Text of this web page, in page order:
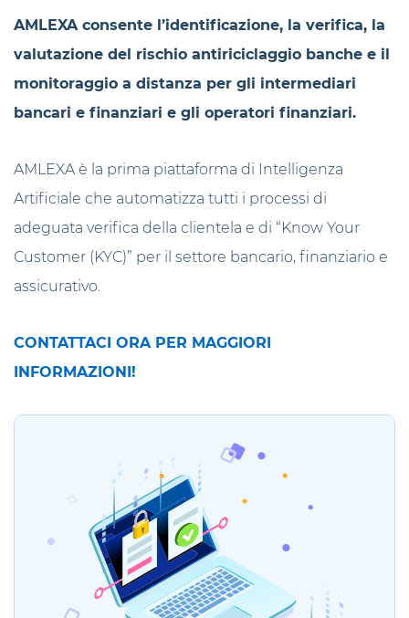
AMLEXA consente l’identificazione, la verifica, la
valutazione del rischio antiriciclaggio banche e il
monitoraggio a distanza per gli intermediari
bancari e finanziari e gli operatori finanziari.
AMLEXA è la prima piattaforma di Intelligenza
Artificiale che automatizza tutti i processi di
adeguata verifica della clientela e di “Know Your
Customer (KYC)” per il settore bancario, finanziario e
assicurativo.
CONTATTACI ORA PER MAGGIORI
INFORMAZIONI!